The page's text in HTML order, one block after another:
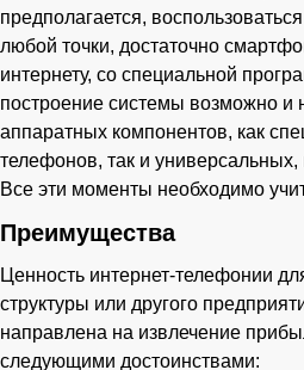
предполагается,
любой точки, достаточно
интернету, со специальной
построение системы возможно и
аппаратных компонентов, как
телефонов, так и универсальных,
Все эти моменты необходимо
Преимущества
Ценность интернет-телефонии
структуры или другого
направлена на извлечение
следующими достоинствами: